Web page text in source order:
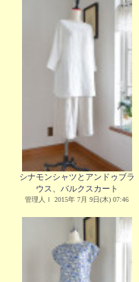
シナモンシャツとアンドゥブラ
ウス、バルクスカート
管理人Ｉ 2015年 7月 9日(木) 07:46